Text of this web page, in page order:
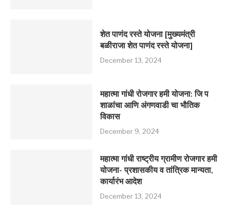
शेत पाणंद रस्ते योजना [मुख्यमंत्री
बळीराजा शेत पाणंद रस्ते योजना]
December 13, 2024
महात्मा गांधी रोजगार हमी योजना: जि प
शाळांचा आणि अंगणवाडी चा भौतिक
विकास
December 9, 2024
महात्मा गांधी राष्ट्रीय ग्रामीण रोजगार हमी
योजना- प्रशासकीय व तांत्रिक मान्यता,
कार्यारंभ आदेश
December 13, 2024